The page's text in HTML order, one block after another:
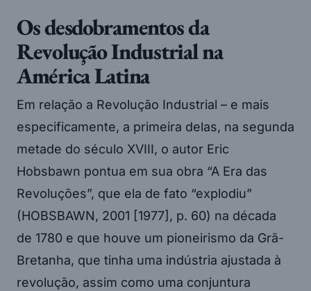
Os desdobramentos da
Revolução Industrial na
América Latina
Em relação a Revolução Industrial – e mais
especificamente, a primeira delas, na segunda
metade do século XVIII, o autor Eric
Hobsbawn pontua em sua obra “A Era das
Revoluções”, que ela de fato “explodiu”
(HOBSBAWN, 2001 [1977], p. 60) na década
de 1780 e que houve um pioneirismo da Grã-
Bretanha, que tinha uma indústria ajustada à
revolução, assim como uma conjuntura